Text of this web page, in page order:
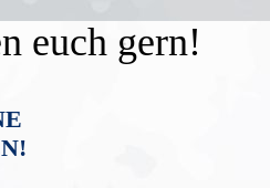
euch gern!